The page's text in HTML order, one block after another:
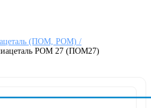
(ПОМ, POM) /
POM 27 (ПОМ27)